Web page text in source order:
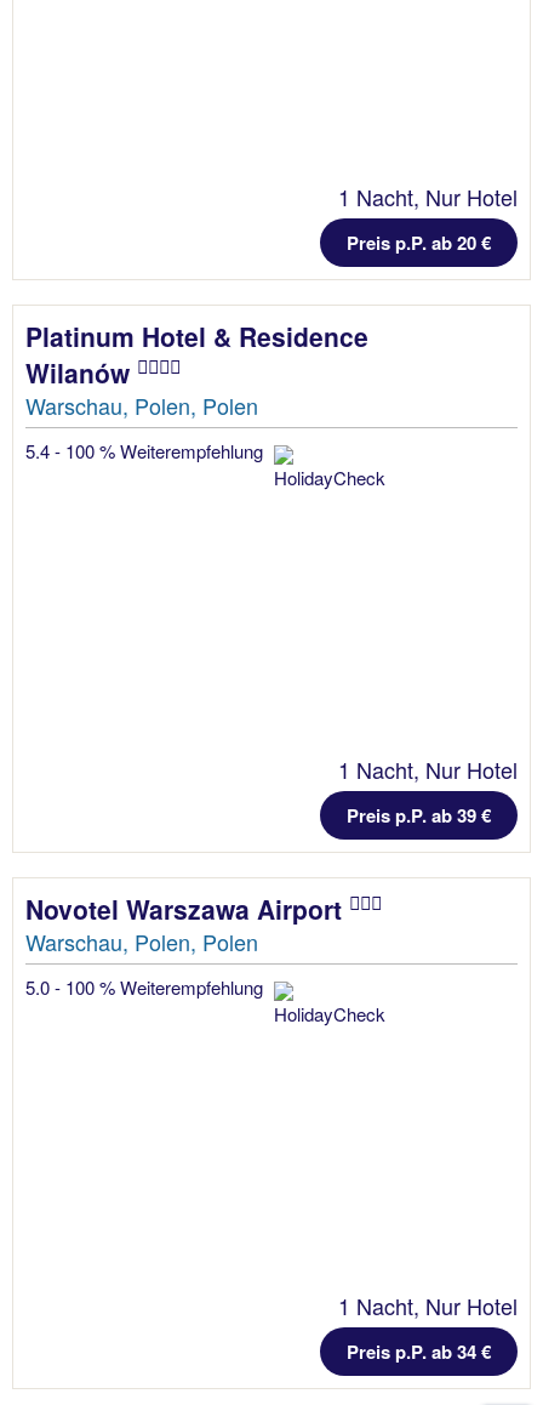
1 Nacht, Nur Hotel
Preis p.P. ab 20 €
Platinum Hotel & Residence
Wilanów
Warschau, Polen, Polen
5.4 - 100 % Weiterempfehlung
1 Nacht, Nur Hotel
Preis p.P. ab 39 €
Novotel Warszawa Airport
Warschau, Polen, Polen
5.0 - 100 % Weiterempfehlung
1 Nacht, Nur Hotel
Preis p.P. ab 34 €